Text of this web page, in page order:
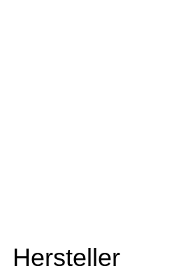
Hersteller